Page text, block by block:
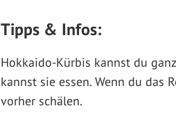
Tipps & Infos:
Hokkaido-Kürbis kannst du
kannst sie essen. Wenn du das
vorher schälen.